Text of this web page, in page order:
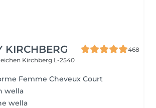
KIRCHBERG
468
Kirchberg L-2540
Femme Cheveux Court
wella
wella